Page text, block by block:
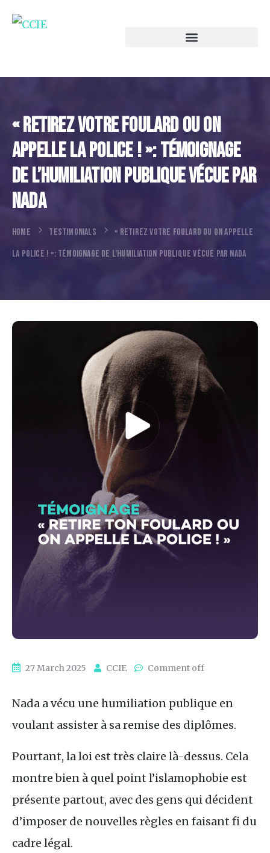
« Retirez Votre Foulard Ou On
Appelle La Police ! »: Témoignage
De L’humiliation Publique Vécue Par
Nada
HOME TESTIMONIALS
« RETIREZ VOTRE FOULARD OU ON APPELLE
LA POLICE ! »: TÉMOIGNAGE DE L’HUMILIATION PUBLIQUE VÉCUE PAR NADA
27 March 2025 CCIE Comment off
Nada a vécu une humiliation publique en
voulant assister à sa remise des diplômes.
Pourtant, la loi est très claire là-dessus. Cela
montre bien à quel point l’islamophobie est
présente partout, avec des gens qui décident
d’imposer de nouvelles règles en faisant fi du
cadre légal.